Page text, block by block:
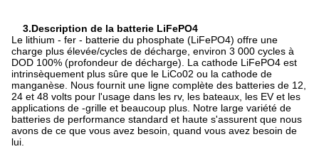
3.Description de la batterie LiFePO4
Le lithium - fer - batterie du phosphate (LiFePO4) offre une
charge plus élevée/cycles de décharge, environ 3 000 cycles à
DOD 100% (profondeur de décharge). La cathode LiFePO4 est
intrinsèquement plus sûre que le LiCo02 ou la cathode de
manganèse. Nous fournit une ligne complète des batteries de 12,
24 et 48 volts pour l'usage dans les rv, les bateaux, les EV et les
applications de -grille et beaucoup plus. Notre large variété de
batteries de performance standard et haute s'assurent que nous
avons de ce que vous avez besoin, quand vous avez besoin de
lui.